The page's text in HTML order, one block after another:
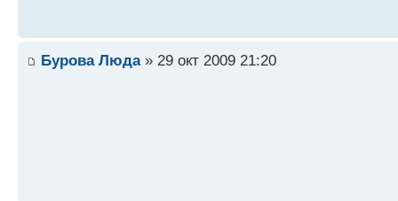
Бурова Люда» 29 окт 2009 21:20